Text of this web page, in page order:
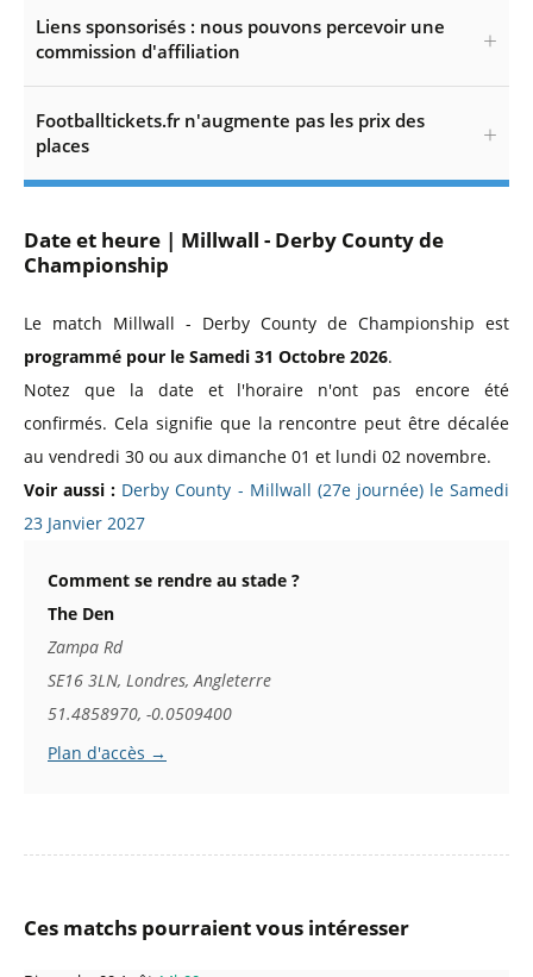
Liens sponsorisés : nous pouvons percevoir une
commission d'affiliation
Footballtickets.fr n'augmente pas les prix des
places
Date et heure | Millwall - Derby County de
Championship
Le match Millwall - Derby County de Championship est
programmé pour le Samedi 31 Octobre 2026.
Notez que la date et l'horaire n'ont pas encore été
confirmés. Cela signifie que la rencontre peut être décalée
au vendredi 30 ou aux dimanche 01 et lundi 02 novembre.
Voir aussi : Derby County - Millwall (27e journée) le Samedi
23 Janvier 2027
Comment se rendre au stade ?
The Den
Zampa Rd
SE16 3LN, Londres, Angleterre
51.4858970, -0.0509400
Plan d'accès →
Ces matchs pourraient vous intéresser